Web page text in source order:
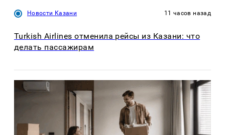
Новости Казани 11 часов назад
Turkish Airlines отменила рейсы из Казани: что
делать пассажирам